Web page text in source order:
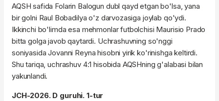
AQSH safida Folarin Balogun dubl qayd etgan bo'lsa, yana
bir golni Raul Bobadilya o'z darvozasiga joylab qo'ydi.
Ikkinchi bo'limda esa mehmonlar futbolchisi Maurisio Prado
bitta golga javob qaytardi. Uchrashuvning so'nggi
soniyasida Jovanni Reyna hisobni yirik ko'rinishga keltirdi.
Shu tariqa, uchrashuv 4:1 hisobida AQSHning g'alabasi bilan
yakunlandi.
JCH-2026. D guruhi. 1-tur